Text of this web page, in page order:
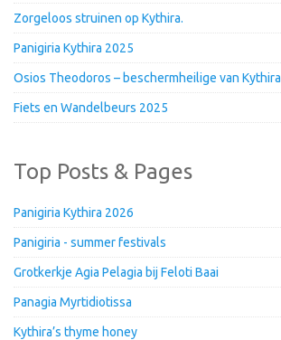
Zorgeloos struinen op Kythira.
Panigiria Kythira 2025
Osios Theodoros – beschermheilige van Kythira
Fiets en Wandelbeurs 2025
Top Posts & Pages
Panigiria Kythira 2026
Panigiria - summer festivals
Grotkerkje Agia Pelagia bij Feloti Baai
Panagia Myrtidiotissa
Kythira’s thyme honey